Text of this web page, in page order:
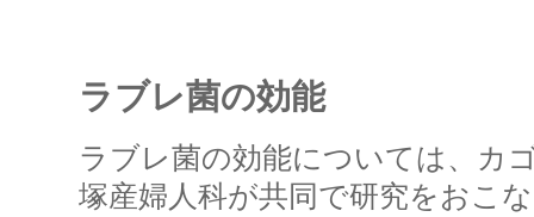
ラブレ菌の効能
ラブレ菌の効能については、カ
塚産婦人科が共同で研究をおこ